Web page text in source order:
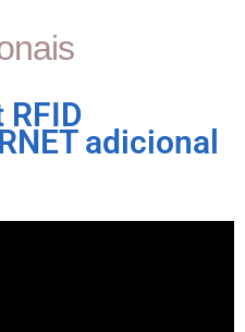
RFID
adicional